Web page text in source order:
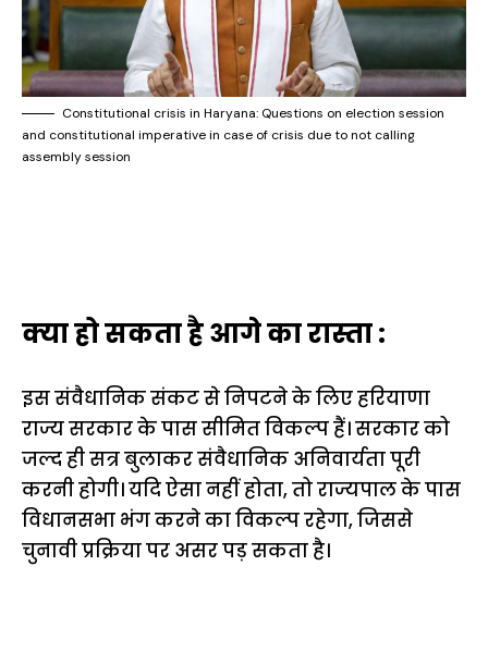
Constitutional crisis in Haryana: Questions on election session
and constitutional imperative in case of crisis due to not calling
assembly session
क्या हो सकता है आगे का रास्ता :
इस संवैधानिक संकट से निपटने के लिए हरियाणा
राज्य सरकार के पास सीमित विकल्प हैं। सरकार को
जल्द ही सत्र बुलाकर संवैधानिक अनिवार्यता पूरी
करनी होगी। यदि ऐसा नहीं होता, तो राज्यपाल के पास
विधानसभा भंग करने का विकल्प रहेगा, जिससे
चुनावी प्रक्रिया पर असर पड़ सकता है।